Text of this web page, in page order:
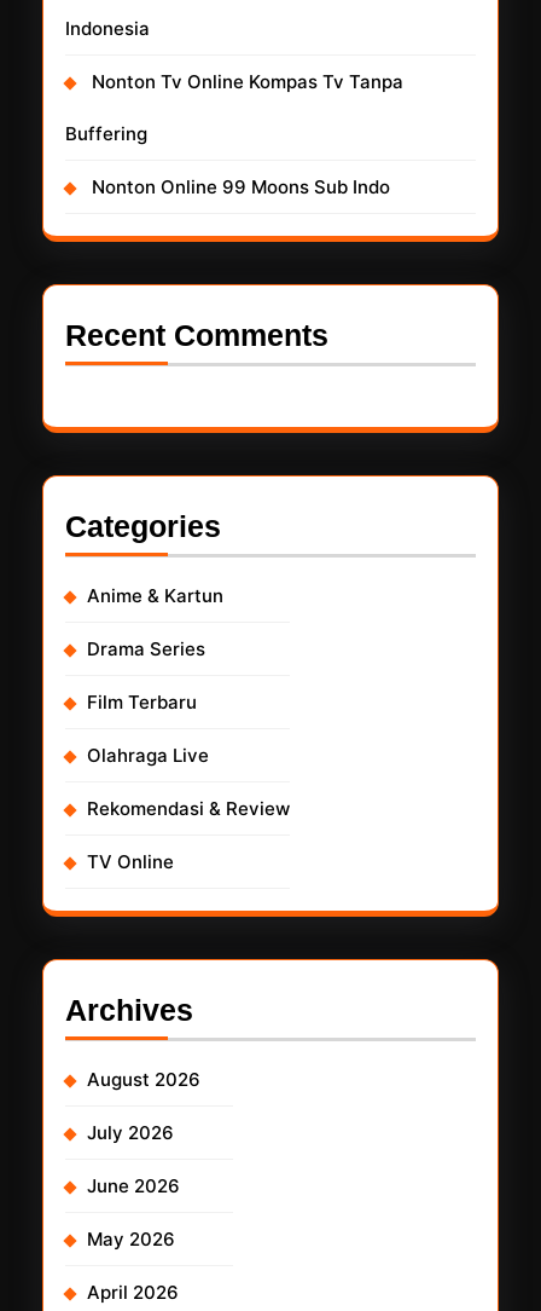
Indonesia
Nonton Tv Online Kompas Tv Tanpa
Buffering
Nonton Online 99 Moons Sub Indo
Recent Comments
Categories
Anime & Kartun
Drama Series
Film Terbaru
Olahraga Live
Rekomendasi & Review
TV Online
Archives
August 2026
July 2026
June 2026
May 2026
April 2026